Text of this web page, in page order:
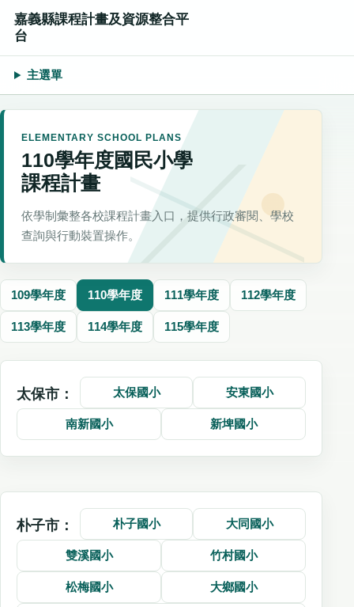
嘉義縣課程計畫及資源整合平
台
主選單
ELEMENTARY SCHOOL PLANS
110學年度國民小學
課程計畫
依學制彙整各校課程計畫入口，提供行政審閱、學校
查詢與行動裝置操作。
109學年度 110學年度 111學年度 112學年度
113學年度 114學年度 115學年度
太保市： 太保國小 安東國小
南新國小 新埤國小
朴子市： 朴子國小 大同國小
雙溪國小 竹村國小
松梅國小 大鄉國小